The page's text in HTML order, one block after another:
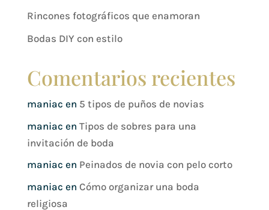
Rincones fotográficos que enamoran
Bodas DIY con estilo
Comentarios recientes
maniac en 5 tipos de puños de novias
maniac en Tipos de sobres para una
invitación de boda
maniac en Peinados de novia con pelo corto
maniac en Cómo organizar una boda
religiosa